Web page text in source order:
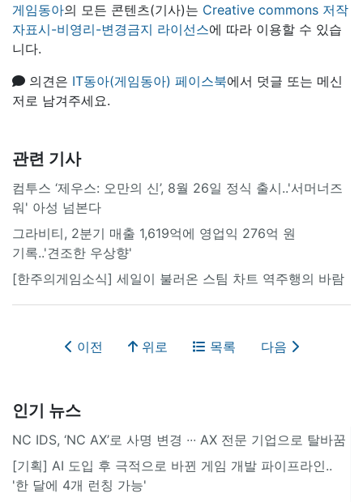
게임동아의 모든 콘텐츠(기사)는 Creative commons 저작
자표시-비영리-변경금지 라이선스에 따라 이용할 수 있습
니다.
의견은 IT동아(게임동아) 페이스북에서 덧글 또는 메신
저로 남겨주세요.
관련 기사
컴투스 ‘제우스: 오만의 신’, 8월 26일 정식 출시..'서머너즈
워' 아성 넘본다
그라비티, 2분기 매출 1,619억에 영업익 276억 원
기록..'견조한 우상향'
[한주의게임소식] 세일이 불러온 스팀 차트 역주행의 바람
이전 위로 목록 다음
인기 뉴스
NC IDS, ‘NC AX’로 사명 변경 ∙∙∙ AX 전문 기업으로 탈바꿈
[기획] AI 도입 후 극적으로 바뀐 게임 개발 파이프라인..
'한 달에 4개 런칭 가능'